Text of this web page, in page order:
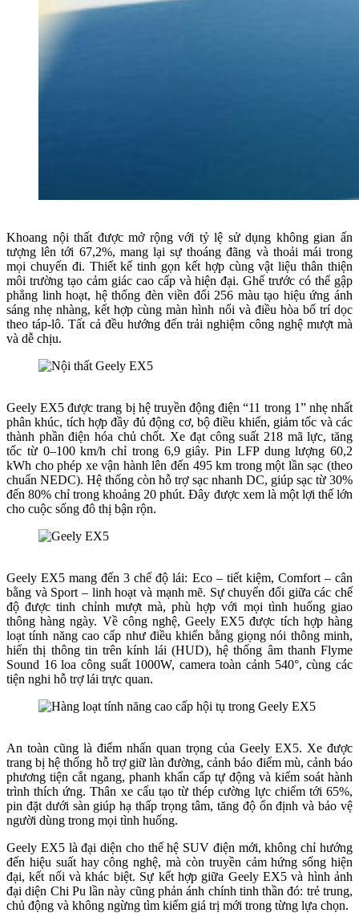
Khoang nội thất được mở rộng với tỷ lệ sử dụng không gian ấn
tượng lên tới 67,2%, mang lại sự thoáng đãng và thoải mái trong
mọi chuyến đi. Thiết kế tinh gọn kết hợp cùng vật liệu thân thiện
môi trường tạo cảm giác cao cấp và hiện đại. Ghế trước có thể gập
phẳng linh hoạt, hệ thống đèn viền đổi 256 màu tạo hiệu ứng ánh
sáng nhẹ nhàng, kết hợp cùng màn hình nổi và điều hòa bố trí dọc
theo táp-lô. Tất cả đều hướng đến trải nghiệm công nghệ mượt mà
và dễ chịu.
Geely EX5 được trang bị hệ truyền động điện “11 trong 1” nhẹ nhất
phân khúc, tích hợp đầy đủ động cơ, bộ điều khiển, giảm tốc và các
thành phần điện hóa chủ chốt. Xe đạt công suất 218 mã lực, tăng
tốc từ 0–100 km/h chỉ trong 6,9 giây. Pin LFP dung lượng 60,2
kWh cho phép xe vận hành lên đến 495 km trong một lần sạc (theo
chuẩn NEDC). Hệ thống còn hỗ trợ sạc nhanh DC, giúp sạc từ 30%
đến 80% chỉ trong khoảng 20 phút. Đây được xem là một lợi thế lớn
cho cuộc sống đô thị bận rộn.
Geely EX5 mang đến 3 chế độ lái: Eco – tiết kiệm, Comfort – cân
bằng và Sport – linh hoạt và mạnh mẽ. Sự chuyển đổi giữa các chế
độ được tinh chỉnh mượt mà, phù hợp với mọi tình huống giao
thông hàng ngày. Về công nghệ, Geely EX5 được tích hợp hàng
loạt tính năng cao cấp như điều khiển bằng giọng nói thông minh,
hiển thị thông tin trên kính lái (HUD), hệ thống âm thanh Flyme
Sound 16 loa công suất 1000W, camera toàn cảnh 540°, cùng các
tiện nghi hỗ trợ lái trực quan.
An toàn cũng là điểm nhấn quan trọng của Geely EX5. Xe được
trang bị hệ thống hỗ trợ giữ làn đường, cảnh báo điểm mù, cảnh báo
phương tiện cắt ngang, phanh khẩn cấp tự động và kiểm soát hành
trình thích ứng. Thân xe cấu tạo từ thép cường lực chiếm tới 65%,
pin đặt dưới sàn giúp hạ thấp trọng tâm, tăng độ ổn định và bảo vệ
người dùng trong mọi tình huống.
Geely EX5 là đại diện cho thế hệ SUV điện mới, không chỉ hướng
đến hiệu suất hay công nghệ, mà còn truyền cảm hứng sống hiện
đại, kết nối và khác biệt. Sự kết hợp giữa Geely EX5 và hình ảnh
đại diện Chi Pu lần này cũng phản ánh chính tinh thần đó: trẻ trung,
chủ động và không ngừng tìm kiếm giá trị mới trong từng lựa chọn.